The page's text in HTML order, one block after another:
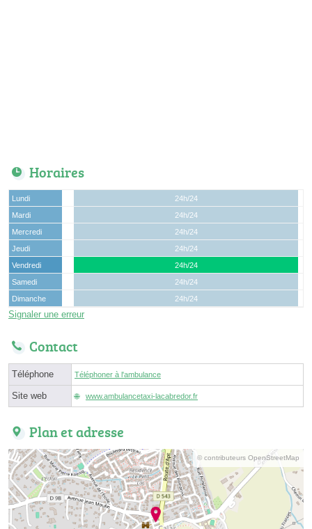
Horaires
Lundi
24h/24
Mardi
24h/24
Mercredi
24h/24
Jeudi
24h/24
Vendredi
24h/24
Samedi
24h/24
Dimanche
24h/24
Signaler une erreur
Contact
Téléphone Téléphoner à l'ambulance
Site web www.ambulancetaxi-lacabredor.fr
Plan et adresse
© contributeurs OpenStreetMap